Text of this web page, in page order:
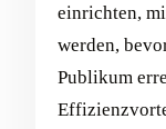
einrichten,
werden,
Publikum